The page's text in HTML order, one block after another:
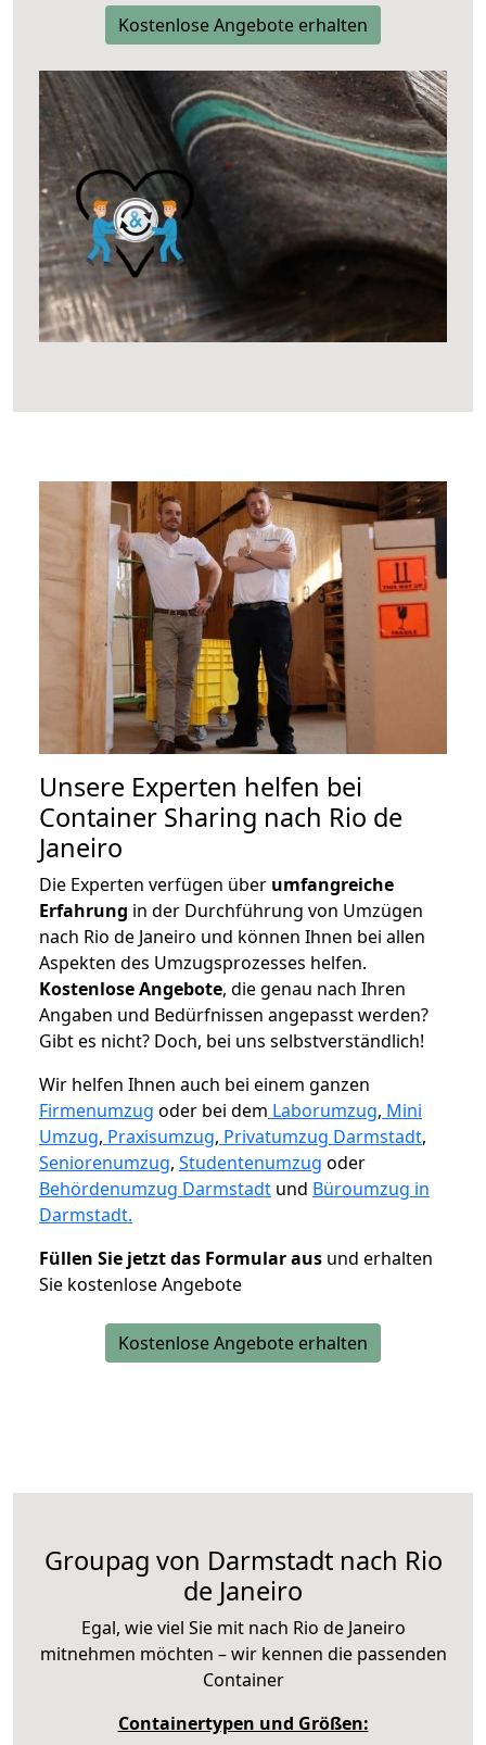
Kostenlose Angebote erhalten
Unsere Experten helfen bei
Container Sharing nach Rio de
Janeiro
Die Experten verfügen über umfangreiche
Erfahrung in der Durchführung von Umzügen
nach Rio de Janeiro und können Ihnen bei allen
Aspekten des Umzugsprozesses helfen.
Kostenlose Angebote, die genau nach Ihren
Angaben und Bedürfnissen angepasst werden?
Gibt es nicht? Doch, bei uns selbstverständlich!
Wir helfen Ihnen auch bei einem ganzen
Firmenumzug oder bei dem Laborumzug, Mini
Umzug, Praxisumzug, Privatumzug Darmstadt,
Seniorenumzug, Studentenumzug oder
Behördenumzug Darmstadt und Büroumzug in
Darmstadt.
Füllen Sie jetzt das Formular aus und erhalten
Sie kostenlose Angebote
Kostenlose Angebote erhalten
Groupag von Darmstadt nach Rio
de Janeiro
Egal, wie viel Sie mit nach Rio de Janeiro
mitnehmen möchten – wir kennen die passenden
Container
Containertypen und Größen: